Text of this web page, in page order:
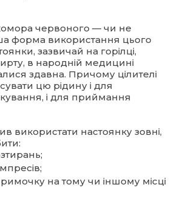
червоного — чи не
форма використання цього
зазвичай на горілці,
в народній медицині
здавна. Причому цілителі
цю рідину і для
і для приймання
використати настоянку зовні,
на тому чи іншому місці